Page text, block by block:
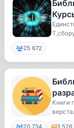
25 672
Книги
20 734 3 526